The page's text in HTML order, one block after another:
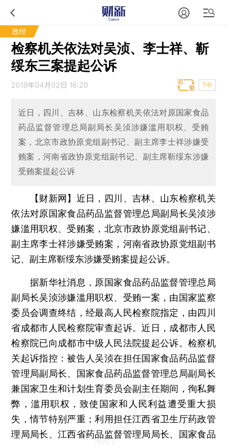
政经
检察机关依法对吴浈、李士祥、靳
绥东三案提起公诉
2019年04月02日 16:20 T中
近日，四川、吉林、山东检察机关依法对原国家食品
药品监督管理总局副局长吴浈涉嫌滥用职权、受贿
案，北京市政协原党组副书记、副主席李士祥涉嫌受
贿案，河南省政协原党组副书记、副主席靳绥东涉嫌
受贿案提起公诉
【财新网】 近日，四川、吉林、山东检察机关
依法对原国家食品药品监督管理总局副局长吴浈涉
嫌滥用职权、受贿案，北京市政协原党组副书记、
副主席李士祥涉嫌受贿案，河南省政协原党组副书
记、副主席靳绥东涉嫌受贿案提起公诉。
据新华社消息，原国家食品药品监督管理总局
副局长吴浈涉嫌滥用职权、受贿一案，由国家监察
委员会调查终结，经最高人民检察院指定，由四川
省成都市人民检察院审查起诉。近日，成都市人民
检察院已向成都市中级人民法院提起公诉。检察机
关起诉指控：被告人吴浈在担任国家食品药品监督
管理局副局长、国家食品药品监督管理总局副局长
兼国家卫生和计划生育委员会副主任期间，徇私舞
弊，滥用职权，致使国家和人民利益遭受重大损
失，情节特别严重；利用担任江西省卫生厅药政管
理局局长、江西省药品监督管理局局长、国家食品